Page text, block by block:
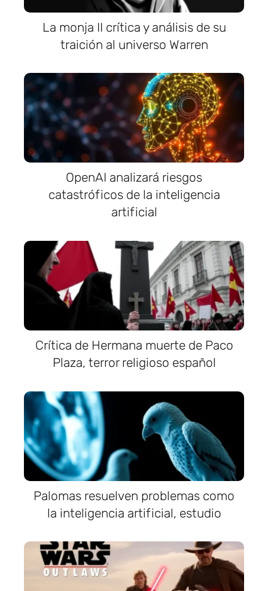
La monja II crítica y análisis de su
traición al universo Warren
OpenAI analizará riesgos
catastróficos de la inteligencia
artificial
Crítica de Hermana muerte de Paco
Plaza, terror religioso español
Palomas resuelven problemas como
la inteligencia artificial, estudio